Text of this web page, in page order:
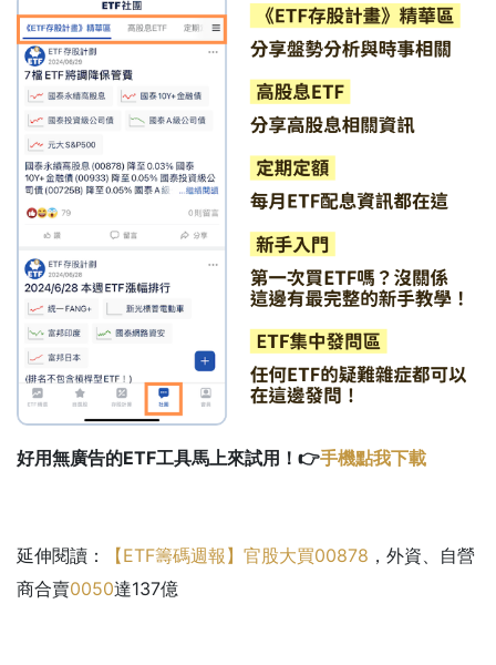
好用無廣告的ETF工具馬上來試用！👉手機點我下載
延伸閱讀： 【ETF籌碼週報】官股大買00878 ，外資、自營
商合賣0050達137億